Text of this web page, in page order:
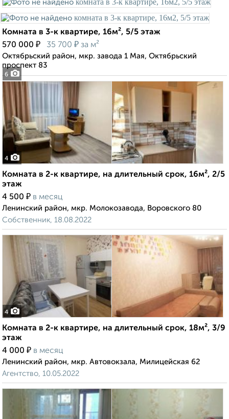
6
Комната в 3-к квартире, 16м², 5/5 этаж
570 000 ₽ 35 700 ₽ за м²
Октябрьский район, мкр. завода 1 Мая, Октябрьский
проспект 83
4
Комната в 2-к квартире, на длительный срок, 16м², 2/5
этаж
4 500 ₽ в месяц
Ленинский район, мкр. Молокозавода, Воровского 80
Собственник, 18.08.2022
4
Комната в 2-к квартире, на длительный срок, 18м², 3/9
этаж
4 000 ₽ в месяц
Ленинский район, мкр. Автовокзала, Милицейская 62
Агентство, 10.05.2022